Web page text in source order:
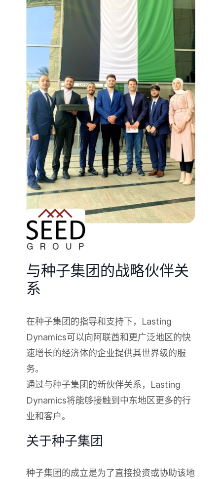
与种子集团的战略伙伴关
系
在种子集团的指导和支持下，Lasting
Dynamics可以向阿联酋和更广泛地区的快
速增长的经济体的企业提供其世界级的服
务。
通过与种子集团的新伙伴关系，Lasting
Dynamics将能够接触到中东地区更多的行
业和客户。
关于种子集团
种子集团的成立是为了直接投资或协助该地